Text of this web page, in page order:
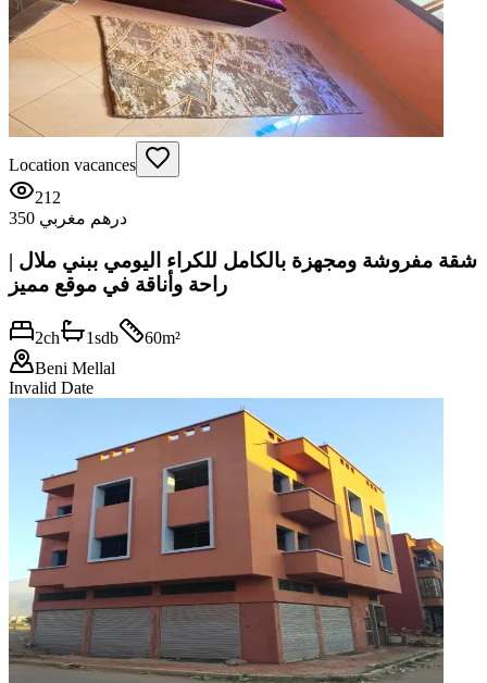
Location vacances
212
350 درهم مغربي
شقة مفروشة ومجهزة بالكامل للكراء اليومي ببني ملال |
راحة وأناقة في موقع مميز
2ch 1sdb 60m²
Beni Mellal
Invalid Date